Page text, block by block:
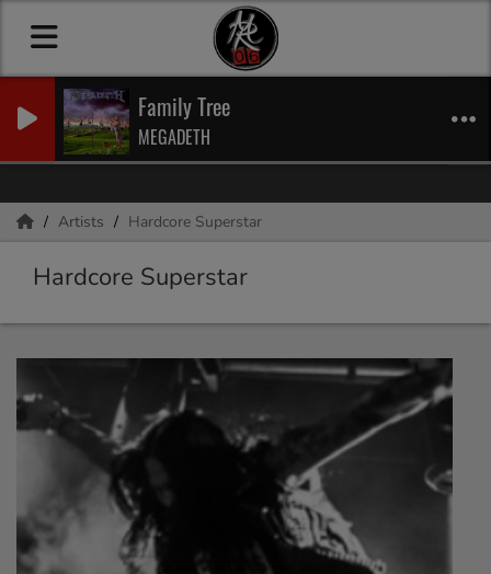
Family Tree
MEGADETH
Artists Hardcore Superstar
Hardcore Superstar